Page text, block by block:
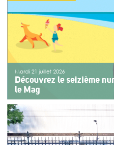
Mardi 21 juillet 2026
Découvrez le seizième
le Mag
Le numéro du mois de juillet
Mag, vient de paraître. Le
sur les vacances pour tous.
plan d’action afin de rendre
[…]